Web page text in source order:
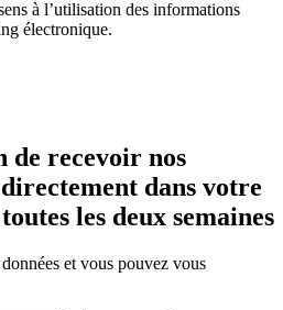
à l’utilisation des informations
électronique.
de recevoir nos
dans votre
les deux semaines
et vous pouvez vous